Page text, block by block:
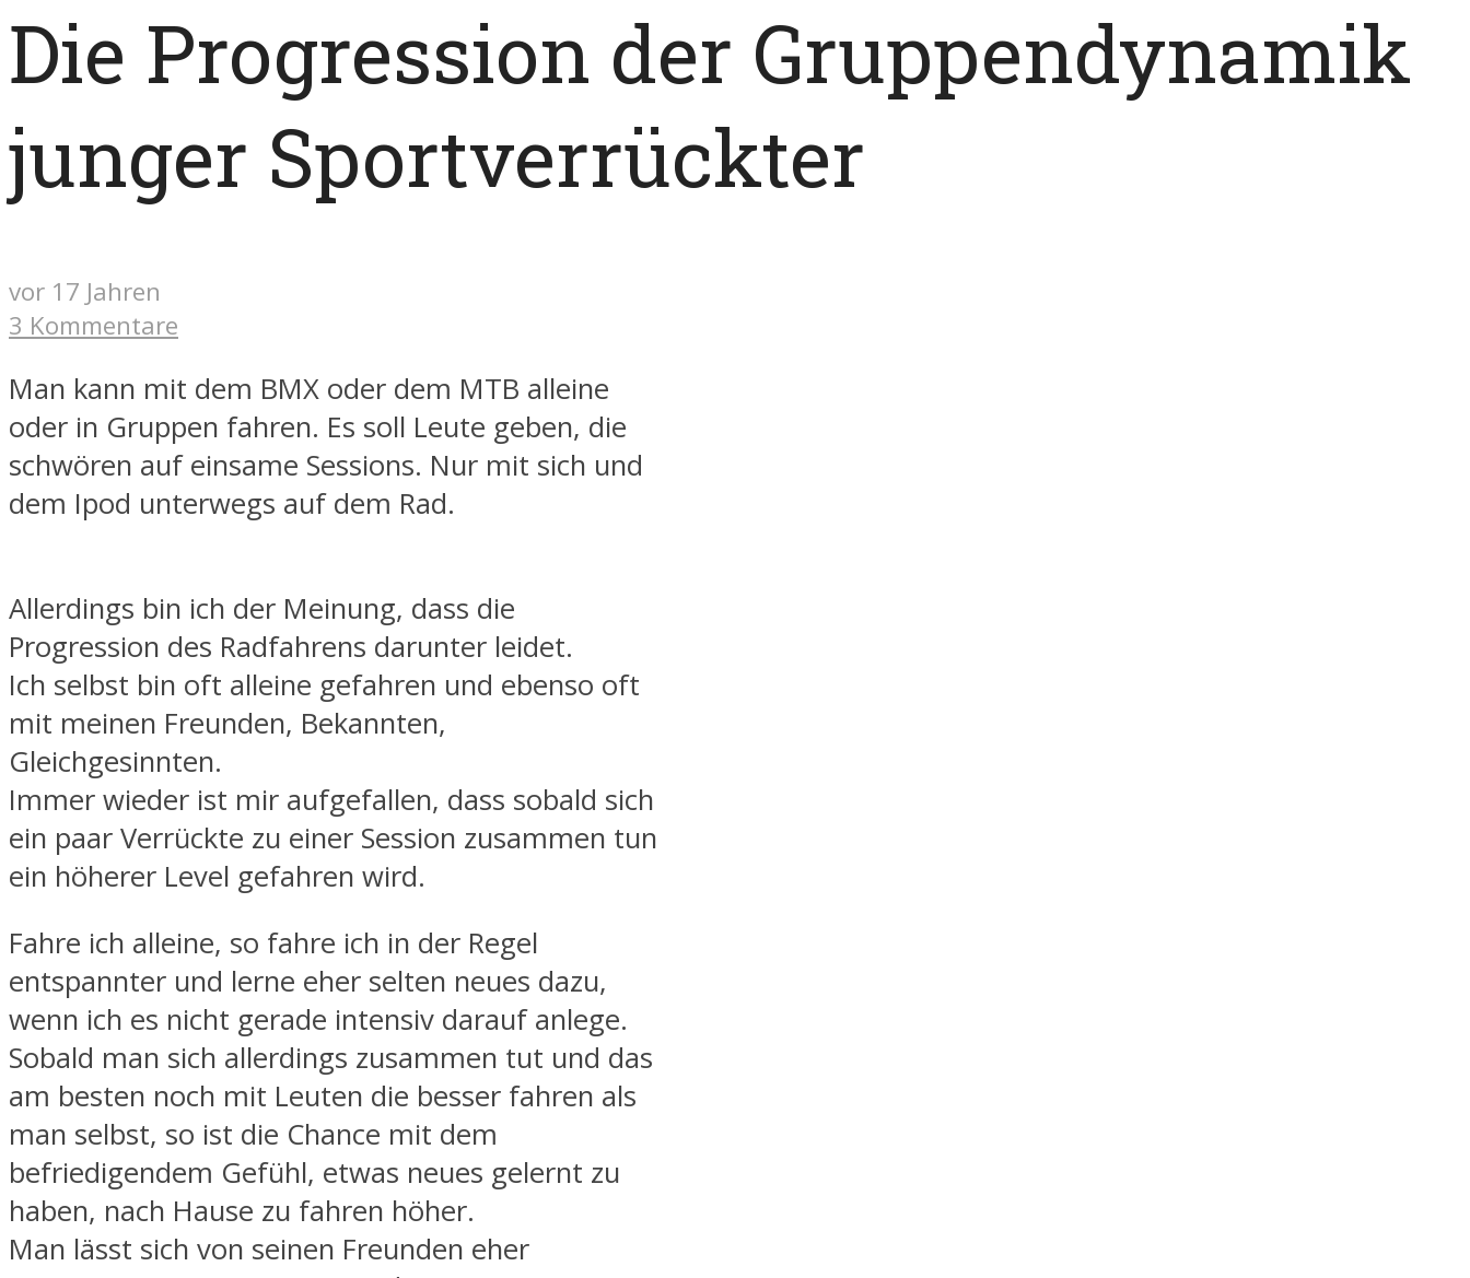
Die Progression der Gruppendynamik
junger Sportverrückter
vor 17 Jahren
3 Kommentare
Man kann mit dem BMX oder dem MTB alleine
oder in Gruppen fahren. Es soll Leute geben, die
schwören auf einsame Sessions. Nur mit sich und
dem Ipod unterwegs auf dem Rad.
Allerdings bin ich der Meinung, dass die
Progression des Radfahrens darunter leidet.
Ich selbst bin oft alleine gefahren und ebenso oft
mit meinen Freunden, Bekannten,
Gleichgesinnten.
Immer wieder ist mir aufgefallen, dass sobald sich
ein paar Verrückte zu einer Session zusammen tun
ein höherer Level gefahren wird.
Fahre ich alleine, so fahre ich in der Regel
entspannter und lerne eher selten neues dazu,
wenn ich es nicht gerade intensiv darauf anlege.
Sobald man sich allerdings zusammen tut und das
am besten noch mit Leuten die besser fahren als
man selbst, so ist die Chance mit dem
befriedigendem Gefühl, etwas neues gelernt zu
haben, nach Hause zu fahren höher.
Man lässt sich von seinen Freunden eher